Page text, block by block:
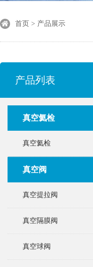
首页 > 产品展示
产品列表
真空氦检
真空氦检
真空阀
真空提拉阀
真空隔膜阀
真空球阀